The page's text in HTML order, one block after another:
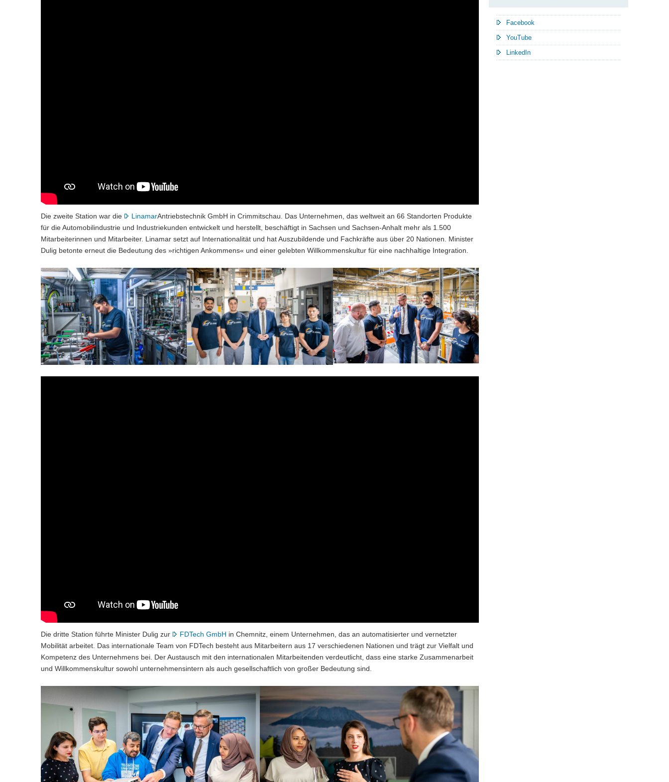
Die zweite Station war die LinamarAntriebstechnik GmbH in Crimmitschau. Das Unternehmen, das weltweit an 66 Standorten Produkte
für die Automobilindustrie und Industriekunden entwickelt und herstellt, beschäftigt in Sachsen und Sachsen-Anhalt mehr als 1.500
Mitarbeiterinnen und Mitarbeiter. Linamar setzt auf Internationalität und hat Auszubildende und Fachkräfte aus über 20 Nationen. Minister
Dulig betonte erneut die Bedeutung des »richtigen Ankommens« und einer gelebten Willkommenskultur für eine nachhaltige Integration.
Die dritte Station führte Minister Dulig zur FDTech GmbH in Chemnitz, einem Unternehmen, das an automatisierter und vernetzter
Mobilität arbeitet. Das internationale Team von FDTech besteht aus Mitarbeitern aus 17 verschiedenen Nationen und trägt zur Vielfalt und
Kompetenz des Unternehmens bei. Der Austausch mit den internationalen Mitarbeitenden verdeutlicht, dass eine starke Zusammenarbeit
und Willkommenskultur sowohl unternehmensintern als auch gesellschaftlich von großer Bedeutung sind.
Facebook
YouTube
LinkedIn